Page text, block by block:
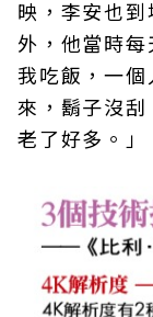
映，李安也
外，他當時
我吃飯，一
來，鬍子沒
老了好多。」